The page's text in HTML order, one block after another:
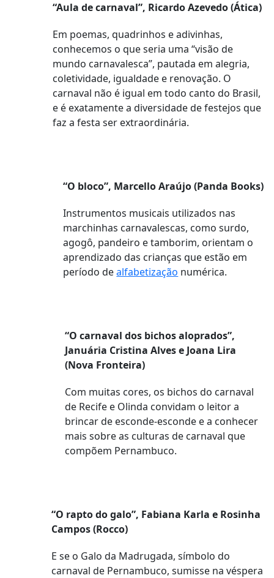
“Aula de carnaval”, Ricardo Azevedo (Ática)
Em poemas, quadrinhos e adivinhas,
conhecemos o que seria uma “visão de
mundo carnavalesca”, pautada em alegria,
coletividade, igualdade e renovação. O
carnaval não é igual em todo canto do Brasil,
e é exatamente a diversidade de festejos que
faz a festa ser extraordinária.
“O bloco”, Marcello Araújo (Panda Books)
Instrumentos musicais utilizados nas
marchinhas carnavalescas, como surdo,
agogô, pandeiro e tamborim, orientam o
aprendizado das crianças que estão em
período dealfabetização numérica.
“O carnaval dos bichos aloprados”,
Januária Cristina Alves e Joana Lira
(Nova Fronteira)
Com muitas cores, os bichos do carnaval
de Recife e Olinda convidam o leitor a
brincar de esconde-esconde e a conhecer
mais sobre as culturas de carnaval que
compõem Pernambuco.
“O rapto do galo”, Fabiana Karla e Rosinha
Campos (Rocco)
E se o Galo da Madrugada, símbolo do
carnaval de Pernambuco, sumisse na véspera